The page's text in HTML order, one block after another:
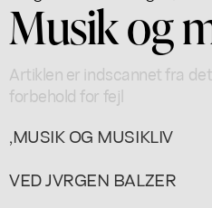
Musik og
Artiklen er indscannet fra
forbehold for fejl
,MUSIK OG MUSIKLIV
VED JVRGEN BALZER